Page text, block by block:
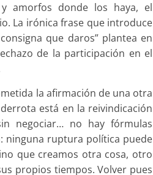
amorfos donde los haya, el
La irónica frase que introduce
que daros” plantea en
de la participación en el
la afirmación de una otra
está en la reivindicación
negociar… no hay fórmulas
ninguna ruptura política puede
que creamos otra cosa, otro
propios tiempos. Volver pues